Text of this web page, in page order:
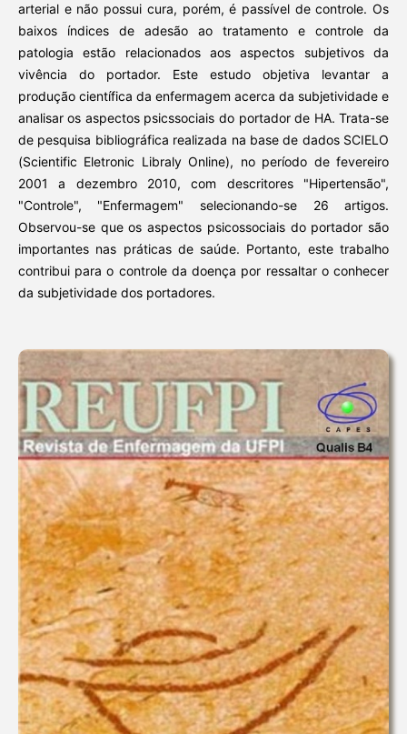
arterial e não possui cura, porém, é passível de controle. Os
baixos índices de adesão ao tratamento e controle da
patologia estão relacionados aos aspectos subjetivos da
vivência do portador. Este estudo objetiva levantar a
produção científica da enfermagem acerca da subjetividade e
analisar os aspectos psicssociais do portador de HA. Trata-se
de pesquisa bibliográfica realizada na base de dados SCIELO
(Scientific Eletronic Libraly Online), no período de fevereiro
2001 a dezembro 2010, com descritores "Hipertensão",
"Controle", "Enfermagem" selecionando-se 26 artigos.
Observou-se que os aspectos psicossociais do portador são
importantes nas práticas de saúde. Portanto, este trabalho
contribui para o controle da doença por ressaltar o conhecer
da subjetividade dos portadores.